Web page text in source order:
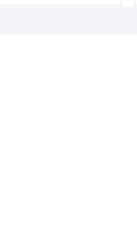
3.0A, Input Signal: